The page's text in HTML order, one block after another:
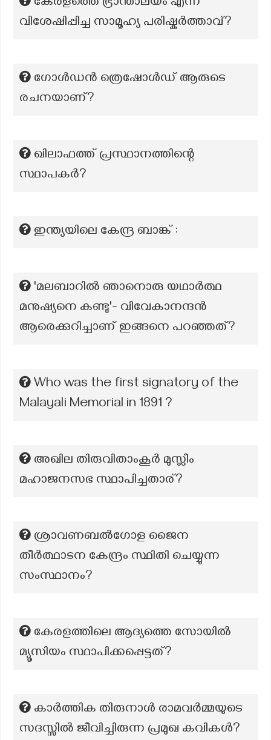
വിശേഷിപ്പിച്ച സാമൂഹ്യ പരിഷ്കർത്താവ്?
ഗോൾഡൻ ത്രെഷോൾഡ് ആരുടെ
രചനയാണ്‌?
ഖിലാഫത്ത് പ്രസ്ഥാനത്തിന്റെ
സ്ഥാപകർ?
ഇന്ത്യയിലെ കേന്ദ്ര ബാങ്ക് :
'മലബാറിൽ ഞാനൊരു യഥാർത്ഥ
മനുഷ്യനെ കണ്ടു'- വിവേകാനന്ദൻ
ആരെക്കുറിച്ചാണ് ഇങ്ങനെ പറഞ്ഞത്?
Who was the first signatory of the
Malayali Memorial in 1891 ?
അഖില തിരുവിതാംകൂർ മുസ്ലീം
മഹാജനസഭ സ്ഥാപിച്ചതാര്?
ശ്രാവണബൽഗോള ജൈന
തീർത്ഥാടന കേന്ദ്രം സ്ഥിതി ചെയ്യുന്ന
സംസ്ഥാനം?
കേരളത്തിലെ ആദ്യത്തെ സോയിൽ
മ്യൂസിയം സ്ഥാപിക്കപ്പെട്ടത്?
കാർത്തിക തിരുനാൾ രാമവർമ്മയുടെ
സദസ്സിൽ ജീവിച്ചിരുന്ന പ്രമുഖ കവികൾ?